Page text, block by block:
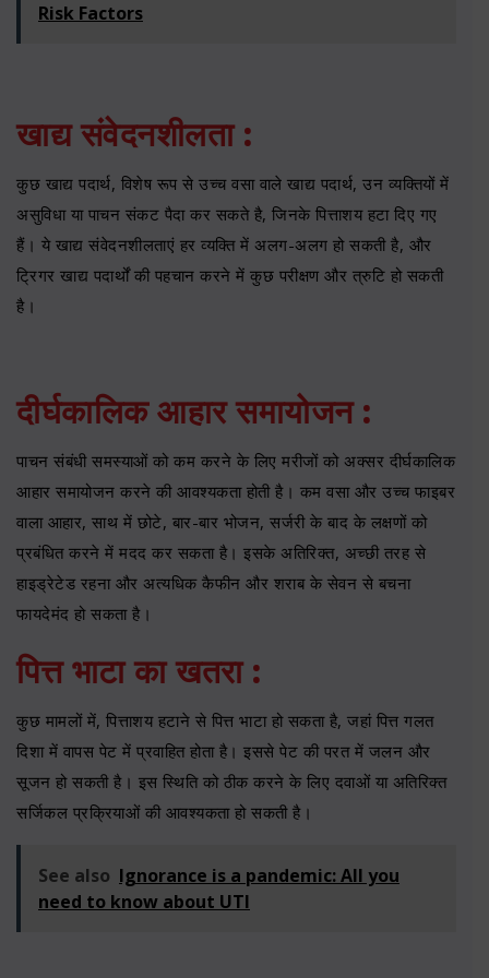
Risk Factors
खाद्य संवेदनशीलता :
कुछ खाद्य पदार्थ, विशेष रूप से उच्च वसा वाले खाद्य पदार्थ, उन व्यक्तियों में
असुविधा या पाचन संकट पैदा कर सकते है, जिनके पित्ताशय हटा दिए गए
हैं। ये खाद्य संवेदनशीलताएं हर व्यक्ति में अलग-अलग हो सकती है, और
ट्रिगर खाद्य पदार्थों की पहचान करने में कुछ परीक्षण और त्रुटि हो सकती
है।
दीर्घकालिक आहार समायोजन :
पाचन संबंधी समस्याओं को कम करने के लिए मरीजों को अक्सर दीर्घकालिक
आहार समायोजन करने की आवश्यकता होती है। कम वसा और उच्च फाइबर
वाला आहार, साथ में छोटे, बार-बार भोजन, सर्जरी के बाद के लक्षणों को
प्रबंधित करने में मदद कर सकता है। इसके अतिरिक्त, अच्छी तरह से
हाइड्रेटेड रहना और अत्यधिक कैफीन और शराब के सेवन से बचना
फायदेमंद हो सकता है।
पित्त भाटा का खतरा :
कुछ मामलों में, पित्ताशय हटाने से पित्त भाटा हो सकता है, जहां पित्त गलत
दिशा में वापस पेट में प्रवाहित होता है। इससे पेट की परत में जलन और
सूजन हो सकती है। इस स्थिति को ठीक करने के लिए दवाओं या अतिरिक्त
सर्जिकल प्रक्रियाओं की आवश्यकता हो सकती है।
See also Ignorance is a pandemic: All you
need to know about UTI